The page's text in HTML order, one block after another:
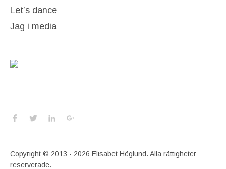
Let’s dance
Jag i media
Social Media Profiles
Facebook
TwitterLinkedIn
Copyright © 2013 - 2026 Elisabet Höglund. Alla rättigheter
reserverade.